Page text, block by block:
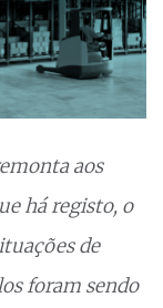
aos
há registo, o
de
foram sendo